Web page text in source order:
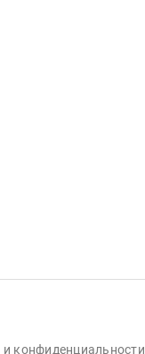
и конфиденциальности